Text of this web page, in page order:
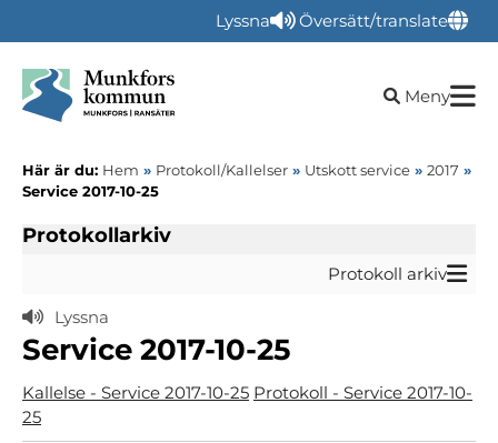
Lyssna Översätt/translate
Öppna
Meny
Här är du: Hem » Protokoll/Kallelser » Utskott service » 2017 »
Service 2017-10-25
Protokollarkiv
Protokoll arkiv
Lyssna
Service 2017-10-25
Kallelse - Service 2017-10-25 Protokoll - Service 2017-10-
25